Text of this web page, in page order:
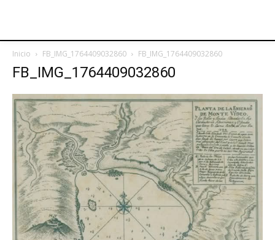
Inicio FB_IMG_1764409032860 FB_IMG_1764409032860
FB_IMG_1764409032860